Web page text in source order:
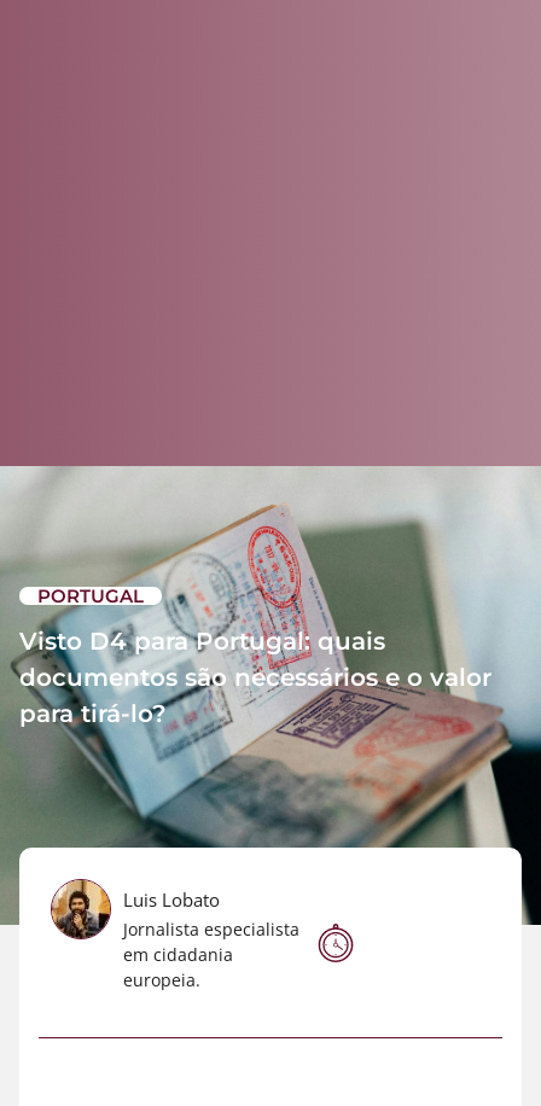
PORTUGAL
Visto D4 para Portugal: quais
documentos são necessários e o valor
para tirá-lo?
Luis Lobato
Jornalista especialista
em cidadania
europeia.